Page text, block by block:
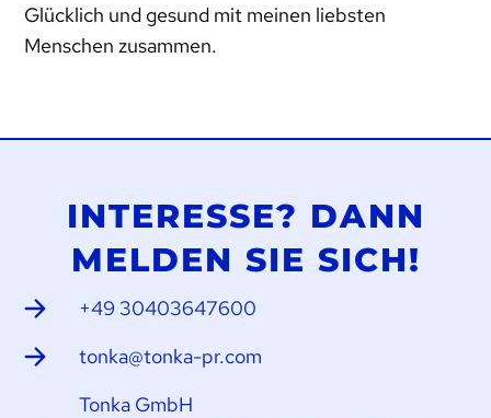
Glücklich und gesund mit meinen liebsten
Menschen zusammen.
INTERESSE? DANN
MELDEN SIE SICH!
+49 30403647600
tonka@tonka-pr.com
Tonka GmbH